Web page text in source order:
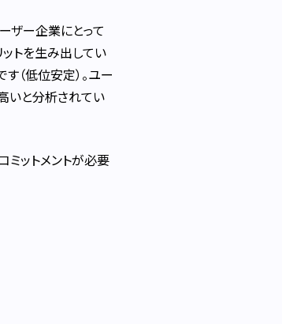
ザー企業にとって
ットを生み出してい
（低位安定）。ユー
いと分析されてい
ットメントが必要